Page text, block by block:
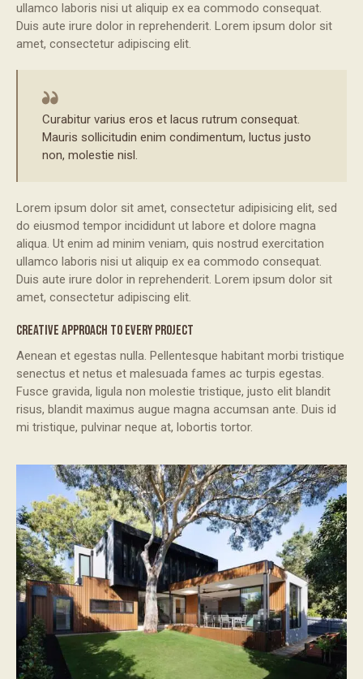
ullamco laboris nisi ut aliquip ex ea commodo consequat.
Duis aute irure dolor in reprehenderit. Lorem ipsum dolor sit
amet, consectetur adipiscing elit.
Curabitur varius eros et lacus rutrum consequat.
Mauris sollicitudin enim condimentum, luctus justo
non, molestie nisl.
Lorem ipsum dolor sit amet, consectetur adipisicing elit, sed
do eiusmod tempor incididunt ut labore et dolore magna
aliqua. Ut enim ad minim veniam, quis nostrud exercitation
ullamco laboris nisi ut aliquip ex ea commodo consequat.
Duis aute irure dolor in reprehenderit. Lorem ipsum dolor sit
amet, consectetur adipiscing elit.
CREATIVE APPROACH TO EVERY PROJECT
Aenean et egestas nulla. Pellentesque habitant morbi tristique
senectus et netus et malesuada fames ac turpis egestas.
Fusce gravida, ligula non molestie tristique, justo elit blandit
risus, blandit maximus augue magna accumsan ante. Duis id
mi tristique, pulvinar neque at, lobortis tortor.